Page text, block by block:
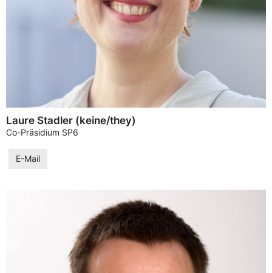
Laure Stadler (keine/they)
Co-Präsidium SP6
E-Mail